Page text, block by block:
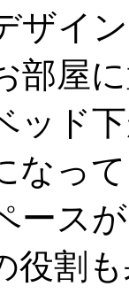
ザイ
部屋
ッド
なっ
ース
役割